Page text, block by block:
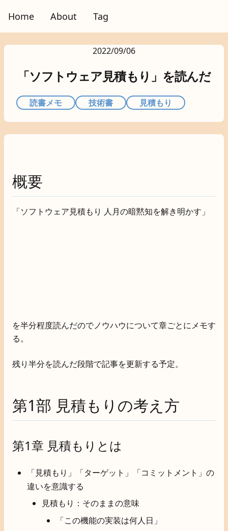
Home About Tag
2022/09/06
「ソフトウェア見積もり」を読んだ
読書メモ 技術書 見積もり
概要
「ソフトウェア見積もり 人月の暗黙知を解き明かす」
を半分程度読んだのでノウハウについて章ごとにメモす
る。
残り半分を読んだ段階で記事を更新する予定。
第1部 見積もりの考え方
第1章 見積もりとは
「見積もり」「ターゲット」「コミットメント」の
違いを意識する
見積もり：そのままの意味
「この機能の実装は何人日」